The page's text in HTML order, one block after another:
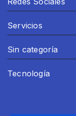
Servicios
Sin categoría
Tecnología